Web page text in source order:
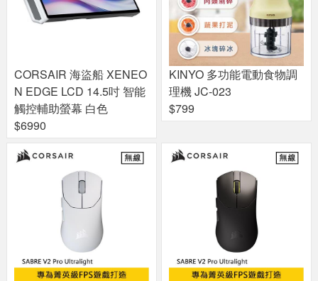
CORSAIR 海盜船 XENEO
N EDGE LCD 14.5吋 智能
觸控輔助螢幕 白色
$6990
KINYO 多功能電動食物調
理機 JC-023
$799